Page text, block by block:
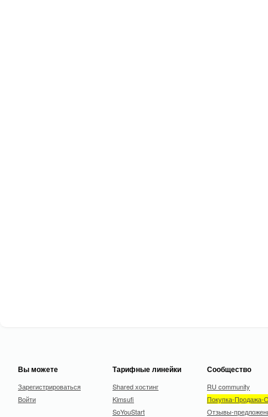
Вы можете
Зарегистрироваться
Войти
Тарифные линейки
Shared хостинг
Kimsufi
SoYouStart
Сообщество
RU community
Покупка-Продажа-
Отзывы-